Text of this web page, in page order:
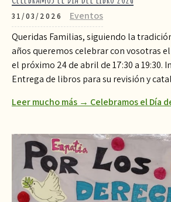
31/03/2026
Eventos
Queridas Familias, siguiendo la
años queremos celebrar con vosotras
el próximo 24 de abril de 17:30 a 19:30.
Entrega de libros para su revisión y
Leer mucho más → Celebramos el Día